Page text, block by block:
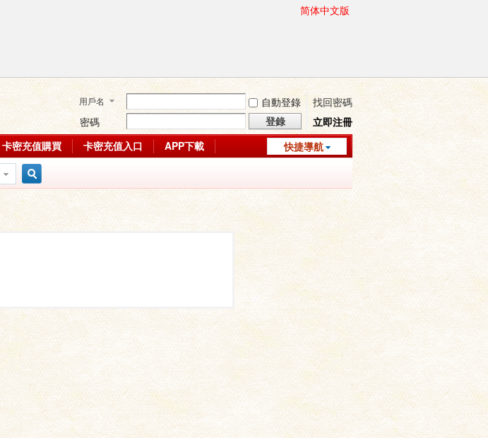
简体中文版
用戶名 自動登錄
找回密碼
密碼
登錄
立即注冊
快捷導航
卡密充值購買 卡密充值入口
APP下載